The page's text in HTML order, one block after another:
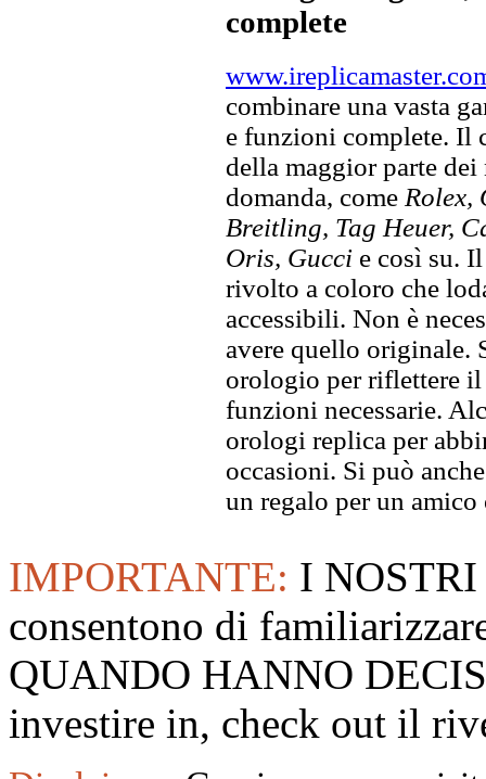
complete
combinare una vasta
e funzioni complete. Il
della maggior parte
domanda, come Rolex,
Breitling, Tag Heuer,
Oris, Gucci e così su.
rivolto a coloro che
accessibili. Non è
avere quello originale.
orologio per riflettere
funzioni necessarie.
orologi replica per
occasioni. Si può
un regalo per un amico
IMPORTANTE: I
consentono di
QUANDO HANNO
investire in, check out il